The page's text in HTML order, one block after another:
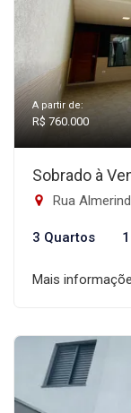
A partir de:
R$ 760.000
Sobrado à
Rua Almerindo
3 Quartos
Mais